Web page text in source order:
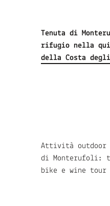
Tenuta di
rifugio nella
della Costa
Attività outdoor
di Monterufoli:
bike e wine tour